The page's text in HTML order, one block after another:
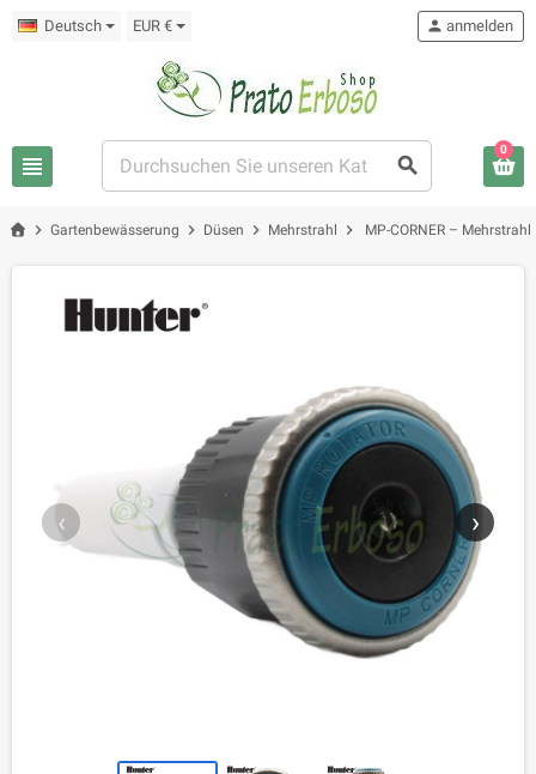
Deutsch EUR €
view_headline search
person anmelden
0
chevron_right Gartenbewässerung chevron_right Düsen chevron_right Mehrstrahl chevron_right MP-CORNER –
‹ ›